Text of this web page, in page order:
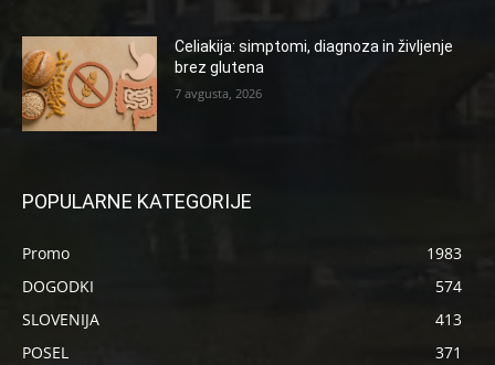
Celiakija: simptomi, diagnoza in življenje
brez glutena
7 avgusta, 2026
POPULARNE KATEGORIJE
Promo
1983
DOGODKI
574
SLOVENIJA
413
POSEL
371